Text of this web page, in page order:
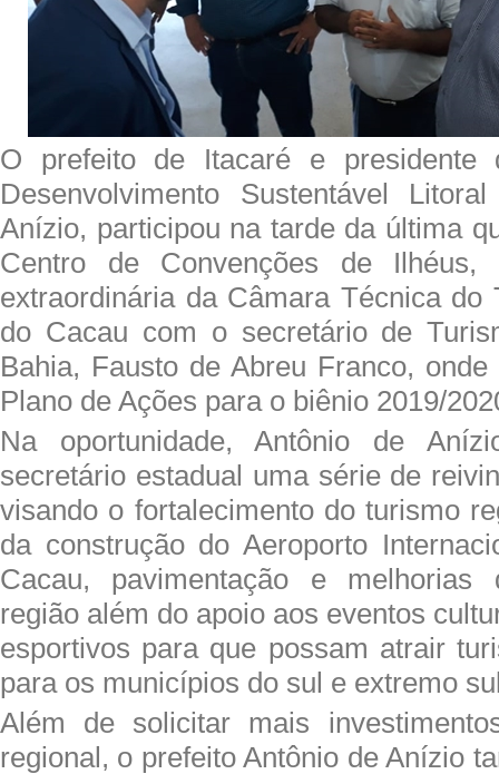
O prefeito de Itacaré e presidente
Desenvolvimento Sustentável
Anízio, participou na tarde da última
Centro de Convenções de Ilhéus,
extraordinária da Câmara Técnica do
do Cacau com o secretário de
Bahia, Fausto de Abreu Franco,
Plano de Ações para o biênio 2019/
Na oportunidade, Antônio de
secretário estadual uma série de
visando o fortalecimento do turismo
da construção do Aeroporto
Cacau, pavimentação e melhorias
região além do apoio aos eventos
esportivos para que possam atrair
para os municípios do sul e extremo
Além de solicitar mais
regional, o prefeito Antônio de Anízio